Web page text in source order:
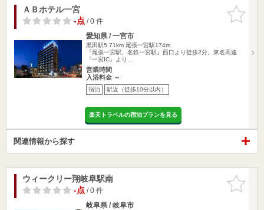
お気に入
りに追加
ＡＢホテル一宮
-点/ 0 件
愛知県 / 一宮市
黒田駅5.71km 尾張一宮駅174m
『尾張一宮駅、名鉄一宮駅』西口より徒歩2分。東名高速
『一宮IC』より…
営業時間
入浴料金 ～
宿泊 駅近（徒歩10分以内）
楽天トラベルの宿泊プランを見る
関連情報から探す
お気に入
りに追加
ウィークリー翔岐阜駅南
-点/ 0 件
岐阜県 / 岐阜市